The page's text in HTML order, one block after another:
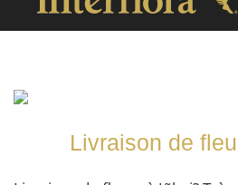
Livraison de